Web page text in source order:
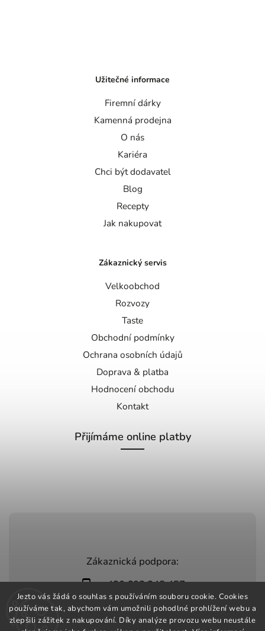
Jezto vás žádá o souhlas s používáním souboru cookie. Cookies
používáme tak, abychom vám umožnili pohodlné prohlížení webu a
zlepšili zážitek z nakupování. Díky analýze provozu webu neustále
Zákaznická podpora:
+420 603 248 457
info@jeztomarket.cz
Užitečné informace
Firemní dárky
Kamenná prodejna
O nás
Kariéra
Chci být dodavatel
Blog
Recepty
Jak nakupovat
Zákaznický servis
Velkoobchod
Rozvozy
Taste
Obchodní podmínky
Ochrana osobních údajů
Doprava & platba
Hodnocení obchodu
Kontakt
Přijímáme online platby